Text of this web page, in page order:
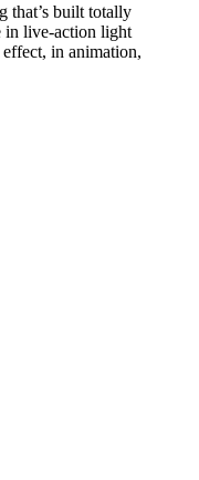
that’s built totally
in live-action light
in animation,